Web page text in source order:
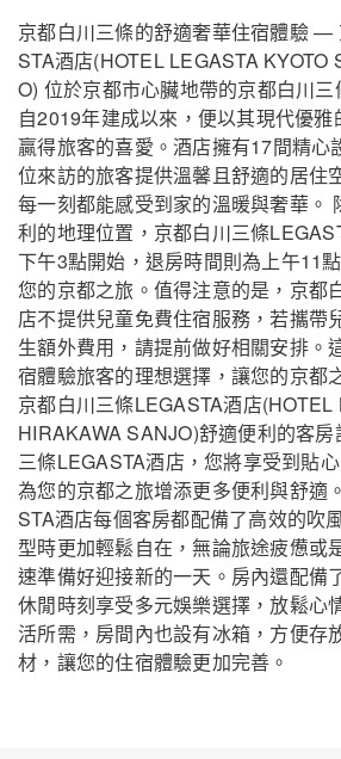
京都白川三條的舒適奢華住宿體驗 —
STA酒店(HOTEL LEGASTA KYOTO
O) 位於京都市心臟地帶的京都白川三
自2019年建成以來，便以其現代優
贏得旅客的喜愛。酒店擁有17間精心
位來訪的旅客提供溫馨且舒適的居住
每一刻都能感受到家的溫暖與奢華。
利的地理位置，京都白川三條
下午3點開始，退房時間則為上午11
您的京都之旅。值得注意的是，京都
店不提供兒童免費住宿服務，若攜帶
生額外費用，請提前做好相關安排。
宿體驗旅客的理想選擇，讓您的京都
京都白川三條LEGASTA酒店(HOTEL
HIRAKAWA SANJO)舒適便利的客
三條LEGASTA酒店，您將享受到貼
為您的京都之旅增添更多便利與舒適
STA酒店每個客房都配備了高效的吹
型時更加輕鬆自在，無論旅途疲憊或
速準備好迎接新的一天。房內還配備
休閒時刻享受多元娛樂選擇，放鬆心
活所需，房間內也設有冰箱，方便存
材，讓您的住宿體驗更加完善。